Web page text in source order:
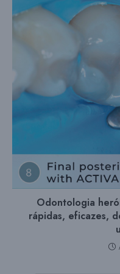
Odontologia
rápidas, eficazes,